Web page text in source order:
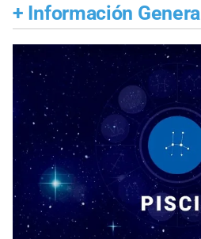
+ Información General